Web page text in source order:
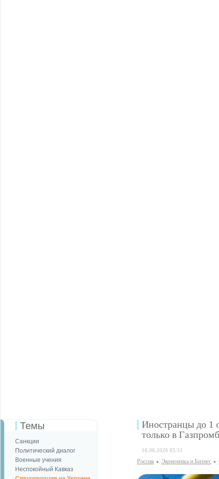
Темы
Санкции
Политический диалог
Военные учения
Неспокойный Кавказ
Иностранцы до 1
только в
16.06.2026 05:51
Россия Экономика и Бизнес